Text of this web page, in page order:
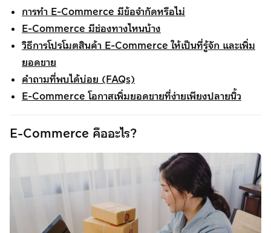
การทำ E-Commerce มีข้อจำกัดหรือไม่
E-Commerce มีช่องทางไหนบ้าง
วิธีการโปรโมตสินค้า E-Commerce ให้เป็นที่รู้จัก และเพิ่ม
ยอดขาย
คำถามที่พบได้บ่อย (FAQs)
E-Commerce โอกาสเพิ่มยอดขายที่ง่ายเพียงปลายนิ้ว
E-Commerce คืออะไร?